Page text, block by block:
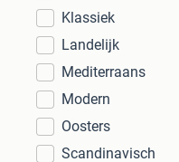
Klassiek
Landelijk
Mediterraans
Modern
Oosters
Scandinavisch